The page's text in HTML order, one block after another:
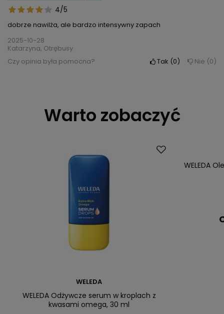
4/5
dobrze nawilża, ale bardzo intensywny zapach
2025-10-28
Katarzyna, Otrębusy
Czy opinia była pomocna?
Tak 0 Nie 0
Warto zobaczyć
WELEDA
WELEDA Odżywcze serum w kroplach z
kwasami omega, 30 ml
WELEDA